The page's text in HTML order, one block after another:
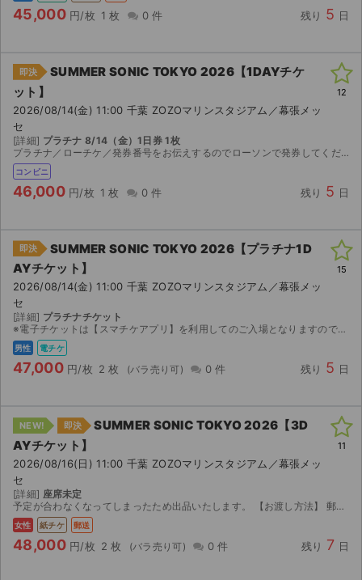
45,000 円/枚 1 枚 0 件 残り 5 日
即決
SUMMER SONIC TOKYO 2026【1DAYチケ
ット】
2026/08/14(金) 11:00 千葉 ZOZOマリンスタジアム／幕張メッ
セ
[詳細] プラチナ 8/14（金）1日券 1枚
プラチナ／ローチケ／発券番号をお伝えするのでローソンで発券してください
コンビニ
46,000 円/枚 1 枚 0 件 残り 5 日
12
即決
SUMMER SONIC TOKYO 2026【プラチナ1D
AYチケット】
2026/08/14(金) 11:00 千葉 ZOZOマリンスタジアム／幕張メッ
セ
[詳細] プラチナチケット
※電子チケットは【スマチケアプリ】を利用してのご入場となりますので、アプリのダウンロードをお願い致します。 ダウンロード期間になりましたら、取引連絡へスマチケ受取用ＵＲＬのご連絡をさせていただ...
男性 電チケ
47,000 円/枚 2 枚 0 件 残り 5 日
15
NEW! 即決
SUMMER SONIC TOKYO 2026【3D
AYチケット】
2026/08/16(日) 11:00 千葉 ZOZOマリンスタジアム／幕張メッ
セ
[詳細] 座席未定
予定が合わなくなってしまったため出品いたします。 【お渡し方法】 郵送にてチケットをお渡しします。郵送料含んでおります。 【注意事項】 公演が中止となった場合のみ、手数料を差...
女性 紙チケ 郵送
48,000 円/枚 2 枚 0 件 残り 7 日
11